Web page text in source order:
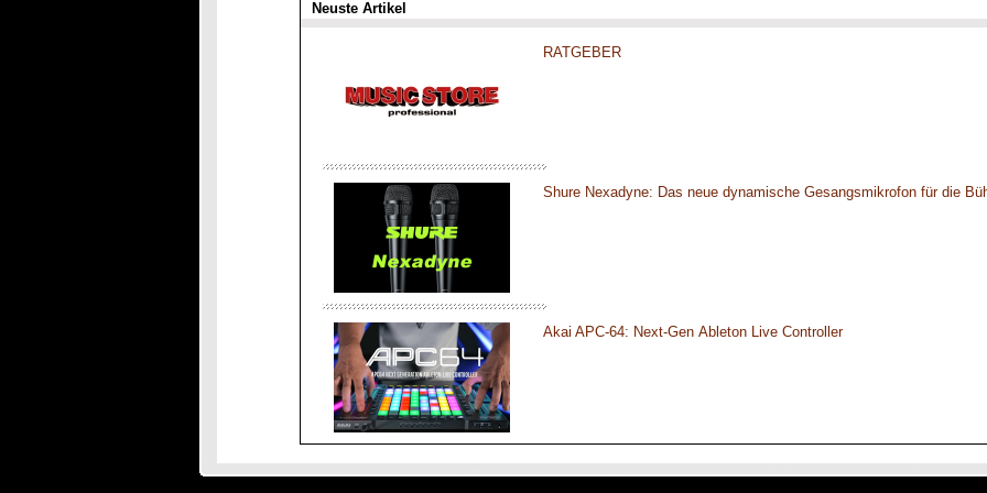
Neuste Artikel
RATGEBER
Shure Nexadyne: Das neue dynamische Gesangsmikrofon für die
Akai APC-64: Next-Gen Ableton Live Controller